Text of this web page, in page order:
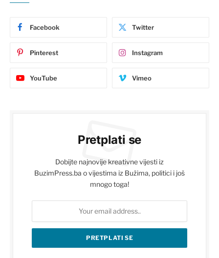
Facebook Twitter
Pinterest Instagram
YouTube Vimeo
Pretplati se
Dobijte najnovije kreativne vijesti iz
BuzimPress.ba o vijestima iz Bužima, politici i još
mnogo toga!